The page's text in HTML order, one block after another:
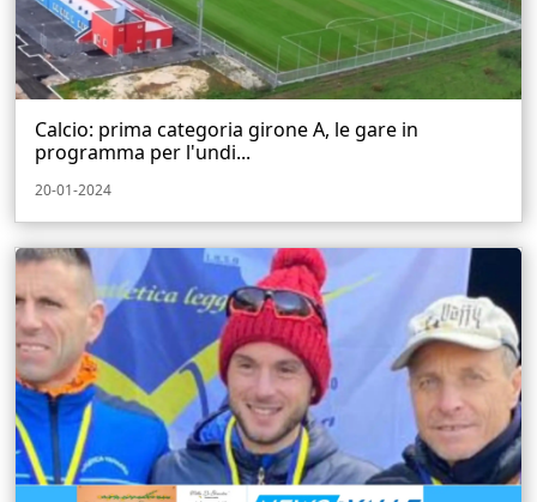
Calcio: prima categoria girone A, le gare in
programma per l'undi...
20-01-2024